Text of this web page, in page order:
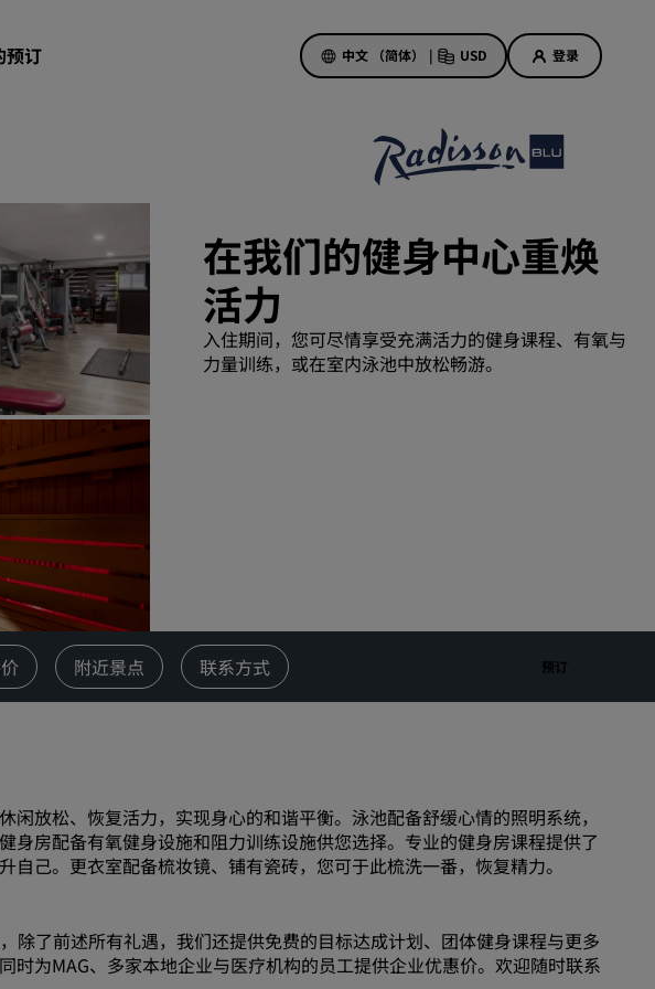
预订 中文 （简体） | USD 登录
即将开业的酒店
动
会议
间
地
酒店优惠
美好的初遇，丰厚的奖励
查看套餐
商务旅客
礼遇
如何使用积分
预订人员和策划人员
在我们的健身中心重焕
活力
入住期间，您可尽情享受充满活力的健身课程、有氧与
力量训练，或在室内泳池中放松畅游。
附近景点 联系方式 预订
放松、恢复活力，实现身心的和谐平衡。泳池配备舒缓心情的照明系统，
身房配备有氧健身设施和阻力训练设施供您选择。专业的健身房课程提供了
己。更衣室配备梳妆镜、铺有瓷砖，您可于此梳洗一番，恢复精力。
除了前述所有礼遇，我们还提供免费的目标达成计划、团体健身课程与更多
时为MAG、多家本地企业与医疗机构的员工提供企业优惠价。欢迎随时联系